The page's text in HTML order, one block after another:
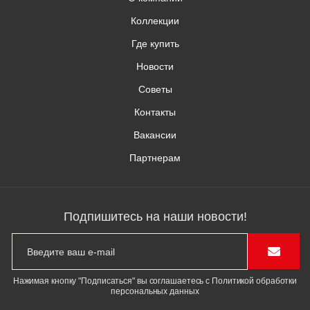
Коллекции
Где купить
Новости
Советы
Контакты
Вакансии
Партнерам
Подпишитесь на наши новости!
Нажимая кнопку "Подписаться" вы соглашаетесь с Политикой обработки
персональных данных